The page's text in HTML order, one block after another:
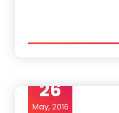
26
May, 2016